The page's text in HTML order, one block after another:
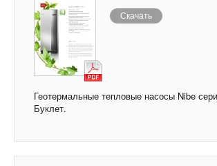
Скачать
Геотермальные тепловые насосы Nibe
Буклет.